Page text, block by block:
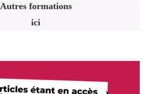
Autres formations
ici